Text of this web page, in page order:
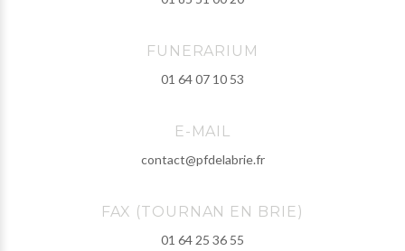
FUNERARIUM
01 64 07 10 53
E-MAIL
contact@pfdelabrie.fr
FAX (TOURNAN EN BRIE)
01 64 25 36 55